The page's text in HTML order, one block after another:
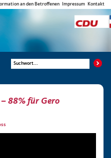
an den Betroffenen Impressum Kontakt
88% für Gero